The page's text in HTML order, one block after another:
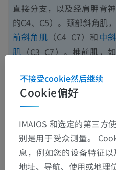
直接分支，以及经肩胛背
的C4、C5）。颈部斜角肌
前斜角肌 （C4–C7）和中
肌 （C3–C7）。椎前肌，如
部）。
膈肌。
这
Cookie偏好
不接受cookie然后继续
IMAIOS 和选定的第三方
别是用于受众测量。
息，例如您的设备特征
地址、导航、使用或地理